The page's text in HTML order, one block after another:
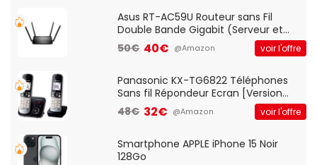
Asus RT-AC59U Routeur sans Fil
Double Bande Gigabit (Serveur et
Client VPN, Triple Vlan, Mode Point
d'accès et Bridge, contrôle Parental,
50€ 40€ @Amazon voir l'offre
Panasonic KX-TG6822 Téléphones
Sans fil Répondeur Ecran [Version
Française]
48€ 32€ @Amazon voir l'offre
Smartphone APPLE iPhone 15 Noir
128Go